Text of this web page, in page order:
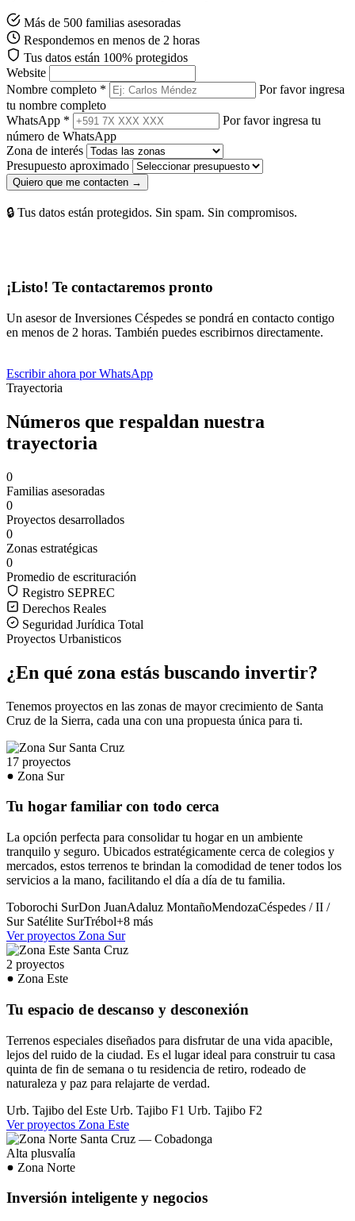
Más de 500 familias asesoradas
Respondemos en menos de 2 horas
Tus datos están 100% protegidos
Website
Nombre completo *
Por favor ingresa
tu nombre completo
WhatsApp *
Por favor ingresa tu
número de WhatsApp
Zona de interés
Presupuesto aproximado
Quiero que me contacten →
🔒 Tus datos están protegidos. Sin spam. Sin compromisos.
¡Listo! Te contactaremos pronto
Un asesor de Inversiones Céspedes se pondrá en contacto contigo
en menos de 2 horas. También puedes escribirnos directamente.
Escribir ahora por WhatsApp
Trayectoria
Números que respaldan nuestra
trayectoria
0
Familias asesoradas
0
Proyectos desarrollados
0
Zonas estratégicas
0
Promedio de escrituración
Registro SEPREC
Derechos Reales
Seguridad Jurídica Total
Proyectos Urbanisticos
¿En qué zona estás buscando invertir?
Tenemos proyectos en las zonas de mayor crecimiento de Santa
Cruz de la Sierra, cada una con una propuesta única para ti.
17 proyectos
Zona Sur
Tu hogar familiar con todo cerca
La opción perfecta para consolidar tu hogar en un ambiente
tranquilo y seguro. Ubicados estratégicamente cerca de colegios y
mercados, estos terrenos te brindan la comodidad de tener todos los
servicios a la mano, facilitando el día a día de tu familia.
Toborochi SurDon JuanAdaluz MontañoMendozaCéspedes / II /
Sur Satélite SurTrébol+8 más
Ver proyectos Zona Sur
2 proyectos
Zona Este
Tu espacio de descanso y desconexión
Terrenos especiales diseñados para disfrutar de una vida apacible,
lejos del ruido de la ciudad. Es el lugar ideal para construir tu casa
quinta de fin de semana o tu residencia de retiro, rodeado de
naturaleza y paz para relajarte de verdad.
Urb. Tajibo del Este Urb. Tajibo F1 Urb. Tajibo F2
Ver proyectos Zona Este
Alta plusvalía
Zona Norte
Inversión inteligente y negocios